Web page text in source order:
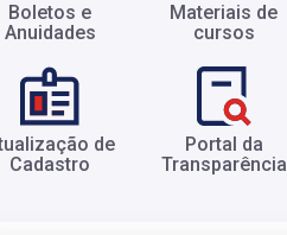
Boletos e
Anuidades​
Materiais de
cursos​
de
Cadastro​
Portal da
Transparência​